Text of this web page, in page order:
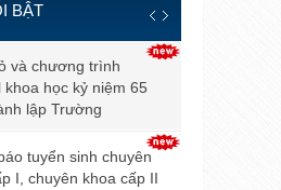
BẬT
và chương trình
khoa học kỷ niệm 65
lập Trường
tuyển sinh chuyên
I, chuyên khoa cấp II